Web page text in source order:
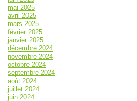
mai 2025
avril 2025
mars 2025
février 2025
janvier 2025
décembre 2024
novembre 2024
octobre 2024
septembre 2024
août 2024
juillet 2024
juin 2024